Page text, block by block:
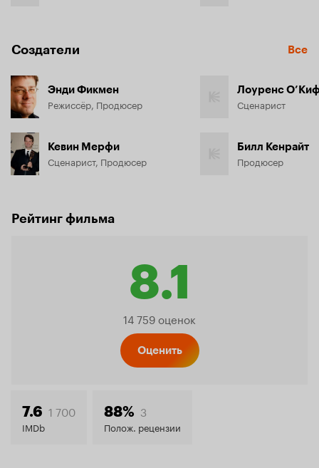
Создатели Все
Энди Фикмен
Режиссёр, Продюсер
Кевин Мерфи
Сценарист, Продюсер
Лоуренс
Сценарист
Билл Кенрайт
Продюсер
Рейтинг фильма
8.1
Рейтинг
8.1
14 759 оценок
Оценить
7.6 1 700
IMDb
88% 3
Полож. рецензии